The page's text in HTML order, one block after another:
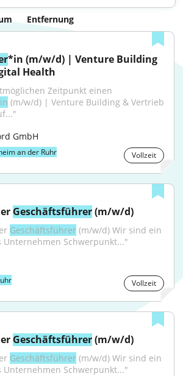
Entfernung
*in (m/w/d) | Venture Building
Health
(m/w/d) | Venture Building & Vertrieb
GmbH
an der Ruhr Vollzeit
Geschäftsführer (m/w/d)
Geschäftsführer (m/w/d) Wir sind ein
Schwerpunkt..."
Vollzeit
Geschäftsführer (m/w/d)
Geschäftsführer (m/w/d) Wir sind ein
Schwerpunkt..."